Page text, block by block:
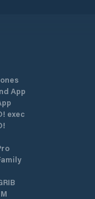
App
exec